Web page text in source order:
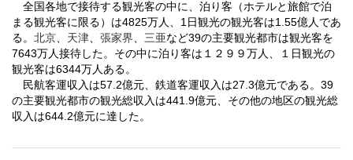
全国各地で接待する観光客の中に、泊り客（ホテルと旅館で泊
まる観光客に限る）は4825万人、 1 日観光の観光客は1.55億人であ
る。 北京 天津 張家界 三亜など39の主要観光都市は観光客を
7643万人接待した。その中に泊り客は１２９９万人、１日観光の
観光客は6344万人ある。
民航客運収入は57.2億元、鉄道客運収入は27.3億元である。 39
の主要観光都市の観光総収入は441.9億元、その他の地区の観光総
収入は644.2億元に達した。